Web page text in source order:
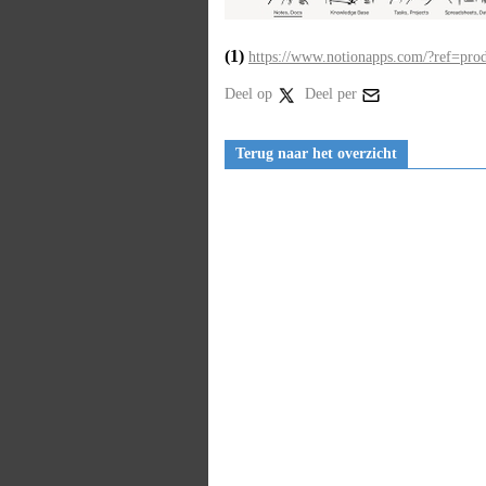
(1) https://www.notionapps.com/
Deel op Deel per
Terug naar het overzicht